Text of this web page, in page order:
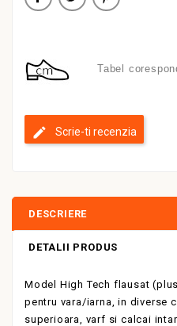
Tabel
Scrie-ti recenzia
DESCRIERE
DETALII PRODUS
Model High Tech flausat
pentru vara/iarna, in diverse
superioara, varf si calcai